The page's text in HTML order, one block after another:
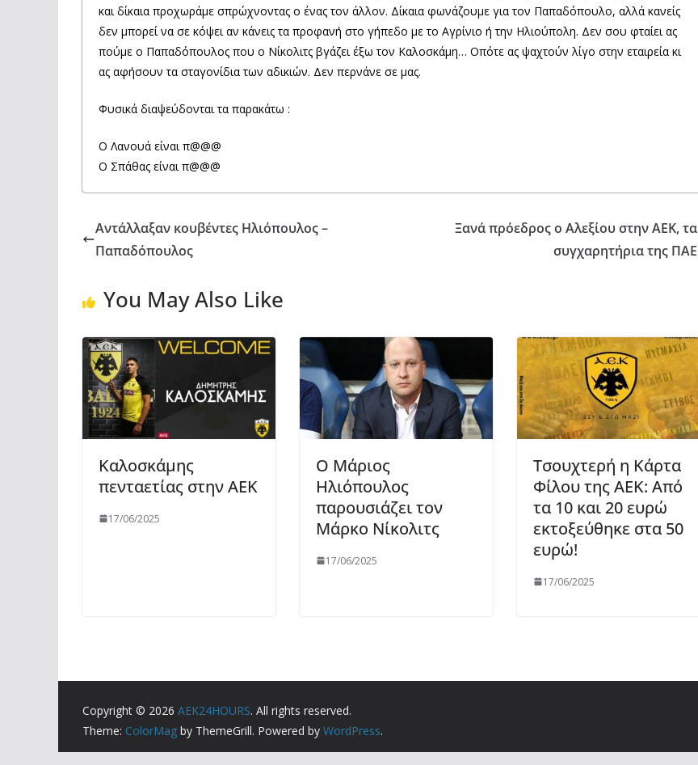
και δίκαια προχωράμε σπρώχνοντας ο ένας τον άλλον. Δίκαια φωνάζουμε για τον Παπαδόπουλο, αλλά κανείς
δεν μπορεί να σε κόψει αν κάνεις τα προφανή στο γήπεδο με το Αγρίνιο ή την Ηλιούπολη. Δεν σου φταίει ας
πούμε ο Παπαδόπουλος που ο Νίκολιτς βγάζει έξω τον Καλοσκάμη… Οπότε ας ψαχτούν λίγο στην εταιρεία κι
ας αφήσουν τα σταγονίδια των αδικιών. Δεν περνάνε σε μας.
Φυσικά διαψεύδονται τα παρακάτω :
Ο Λανουά είναι π@@@
Ο Σπάθας είναι π@@@
Αντάλλαξαν κουβέντες Ηλιόπουλος –
Παπαδόπουλος
Ξανά πρόεδρος ο Αλεξίου στην ΑΕΚ, τα
συγχαρητήρια της ΠΑΕ
You May Also Like
Καλοσκάμης
πενταετίας στην ΑΕΚ
17/06/2025
Ο Μάριος
Ηλιόπουλος
παρουσιάζει τον
Μάρκο Νίκολιτς
17/06/2025
Τσουχτερή η Κάρτα
Φίλου της ΑΕΚ: Από
τα 10 και 20 ευρώ
εκτοξεύθηκε στα 50
ευρώ!
17/06/2025
Copyright © 2026 AEK24HOURS. All rights reserved.
Theme: ColorMag by ThemeGrill. Powered by WordPress.